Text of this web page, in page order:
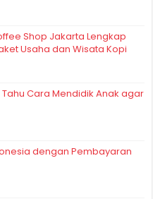
Shop Jakarta Lengkap
Usaha dan Wisata Kopi
Cara Mendidik Anak agar
dengan Pembayaran